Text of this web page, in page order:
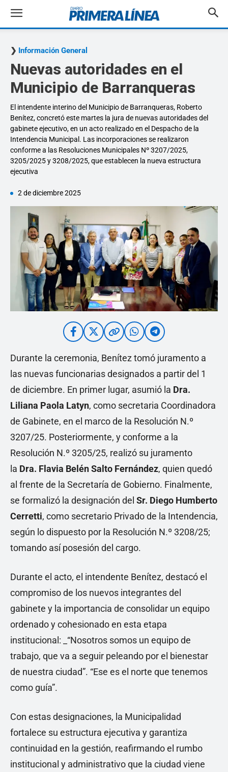
Información General
Nuevas autoridades en el
Municipio de Barranqueras
El intendente interino del Municipio de Barranqueras, Roberto
Benítez, concretó este martes la jura de nuevas autoridades del
gabinete ejecutivo, en un acto realizado en el Despacho de la
Intendencia Municipal. Las incorporaciones se realizaron
conforme a las Resoluciones Municipales Nº 3207/2025,
3205/2025 y 3208/2025, que establecen la nueva estructura
ejecutiva
2 de diciembre 2025
Durante la ceremonia, Benítez tomó juramento a
las nuevas funcionarias designados a partir del 1
de diciembre. En primer lugar, asumió la Dra.
Liliana Paola Latyn, como secretaria Coordinadora
de Gabinete, en el marco de la Resolución N.º
3207/25. Posteriormente, y conforme a la
Resolución N.º 3205/25, realizó su juramento
la Dra. Flavia Belén Salto Fernández, quien quedó
al frente de la Secretaría de Gobierno. Finalmente,
se formalizó la designación del Sr. Diego Humberto
Cerretti, como secretario Privado de la Intendencia,
según lo dispuesto por la Resolución N.º 3208/25;
tomando así posesión del cargo.
Durante el acto, el intendente Benítez, destacó el
compromiso de los nuevos integrantes del
gabinete y la importancia de consolidar un equipo
ordenado y cohesionado en esta etapa
institucional: _“Nosotros somos un equipo de
trabajo, que va a seguir peleando por el bienestar
de nuestra ciudad”. “Ese es el norte que tenemos
como guía”.
Con estas designaciones, la Municipalidad
fortalece su estructura ejecutiva y garantiza
continuidad en la gestión, reafirmando el rumbo
institucional y administrativo que la ciudad viene